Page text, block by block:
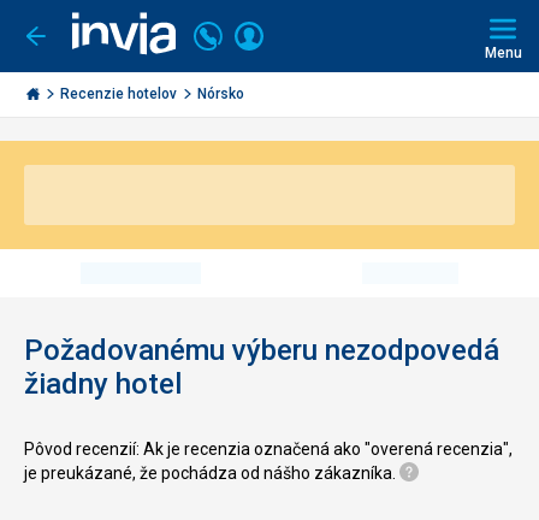
Ísť
späť
Invia.sk
Volajte
+421
2
3221
Prihlásiť
Menu
Recenzie hotelov Nórsko
Požadovanému výberu nezodpovedá
žiadny hotel
Pôvod recenzií: Ak je recenzia označená ako "overená recenzia",
je preukázané, že pochádza od nášho zákazníka.